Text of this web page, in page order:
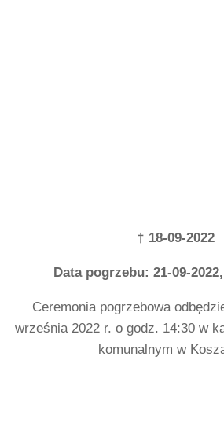
† 18-09-2022
Data pogrzebu: 21-09-
Ceremonia pogrzebowa
września 2022 r. o godz. 14:30 w
komunalnym w